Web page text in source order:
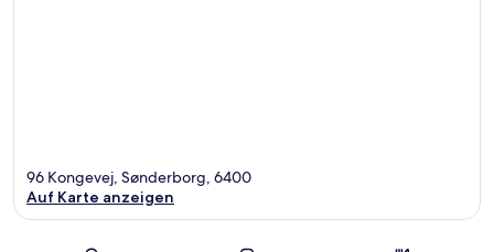
96 Kongevej, Sønderborg, 6400
Auf Karte anzeigen